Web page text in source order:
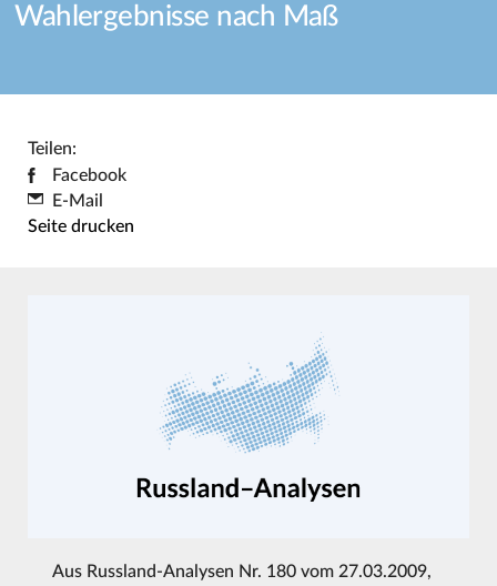
Wahlergebnisse nach Maß
Teilen:
Facebook
E-Mail
Seite drucken
Aus Russland-Analysen Nr. 180 vom 27.03.2009,